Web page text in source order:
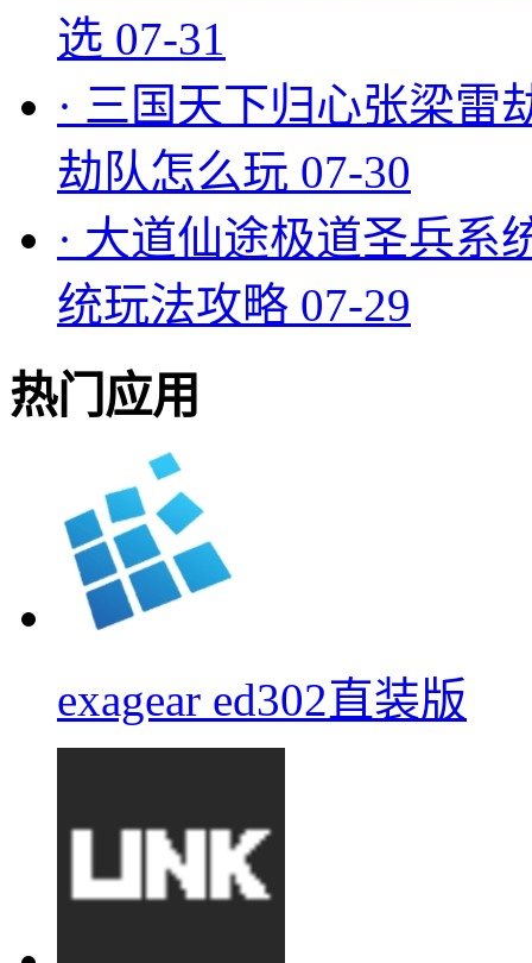
选 07-31
· 三国天下归心张梁雷
劫队怎么玩 07-30
· 大道仙途极道圣兵系
统玩法攻略 07-29
热门应用
exagear ed302直装版